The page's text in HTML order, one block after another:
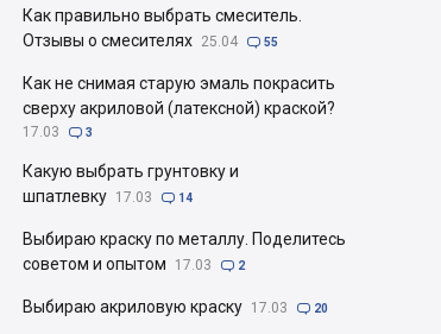
Как правильно выбрать смеситель.
Отзывы о смесителях 25.04  55
Как не снимая старую эмаль покрасить
сверху акриловой (латексной) краской?
17.03  3
Какую выбрать грунтовку и
шпатлевку 17.03  14
Выбираю краску по металлу. Поделитесь
советом и опытом
17.03  2
Выбираю акриловую краску 17.03  20